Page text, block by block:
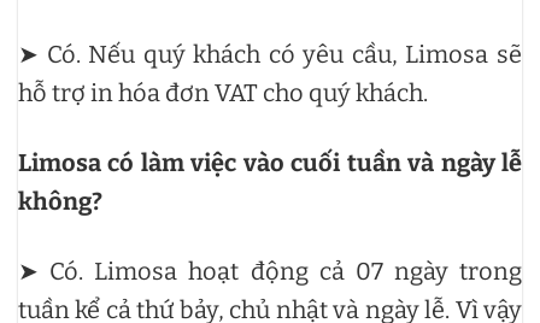
➤ Có. Nếu quý khách có yêu cầu, Limosa sẽ
hỗ trợ in hóa đơn VAT cho quý khách.
Limosa có làm việc vào cuối tuần và ngày lễ
không?
➤ Có. Limosa hoạt động cả 07 ngày trong
tuần kể cả thứ bảy, chủ nhật và ngày lễ. Vì vậy